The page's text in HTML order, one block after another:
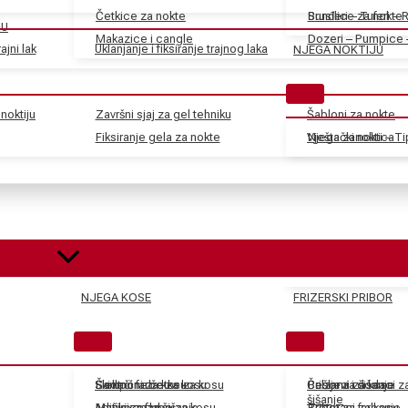
lak Uklanjanje i fiksiranje trajnog laka
Završni sjaj za gel tehniku
Fiksiranje gela za nokte
Šabloni za nokte
Vještački nokti –
Četkice za nokte
Makazice i cangle
Sunđeri – Tuferi –
Dozeri – Pumpice
Brusilice za nokte
NJEGA NOKTIJU
Njega zanoktica
Skidači farbe za kosu
Električne četke za kosu
Češljevi i dodaci
šišanje
NJEGA KOSE
Šamponi za kosu
Balzami za kosu
FRIZERSKI PRIBOR
Pribor za šišanje